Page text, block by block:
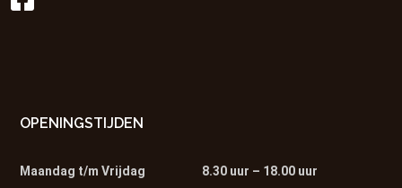
OPENINGSTIJDEN
Maandag t/m Vrijdag 8.30 uur – 18.00 uur